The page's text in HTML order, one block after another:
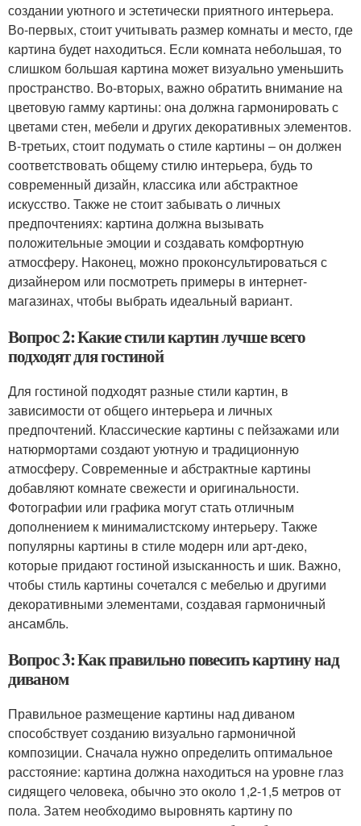
создании уютного и эстетически приятного интерьера.
Во-первых, стоит учитывать размер комнаты и место, где
картина будет находиться. Если комната небольшая, то
слишком большая картина может визуально уменьшить
пространство. Во-вторых, важно обратить внимание на
цветовую гамму картины: она должна гармонировать с
цветами стен, мебели и других декоративных элементов.
В-третьих, стоит подумать о стиле картины – он должен
соответствовать общему стилю интерьера, будь то
современный дизайн, классика или абстрактное
искусство. Также не стоит забывать о личных
предпочтениях: картина должна вызывать
положительные эмоции и создавать комфортную
атмосферу. Наконец, можно проконсультироваться с
дизайнером или посмотреть примеры в интернет-
магазинах, чтобы выбрать идеальный вариант.
Вопрос 2: Какие стили картин лучше всего
подходят для гостиной
Для гостиной подходят разные стили картин, в
зависимости от общего интерьера и личных
предпочтений. Классические картины с пейзажами или
натюрмортами создают уютную и традиционную
атмосферу. Современные и абстрактные картины
добавляют комнате свежести и оригинальности.
Фотографии или графика могут стать отличным
дополнением к минималистскому интерьеру. Также
популярны картины в стиле модерн или арт-деко,
которые придают гостиной изысканность и шик. Важно,
чтобы стиль картины сочетался с мебелью и другими
декоративными элементами, создавая гармоничный
ансамбль.
Вопрос 3: Как правильно повесить картину над
диваном
Правильное размещение картины над диваном
способствует созданию визуально гармоничной
композиции. Сначала нужно определить оптимальное
расстояние: картина должна находиться на уровне глаз
сидящего человека, обычно это около 1,2-1,5 метров от
пола. Затем необходимо выровнять картину по